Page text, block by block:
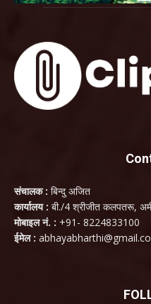
संचालक : बिन्दु अजित
कार्यालय : बी./4 श्रीजीत कलपतरू,
मोबाइल नं. : +91- 8224833100
ईमेल :